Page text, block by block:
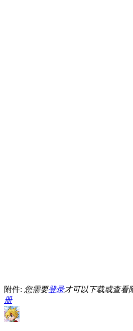
附件: 您需要登录才可以下载或查看
册